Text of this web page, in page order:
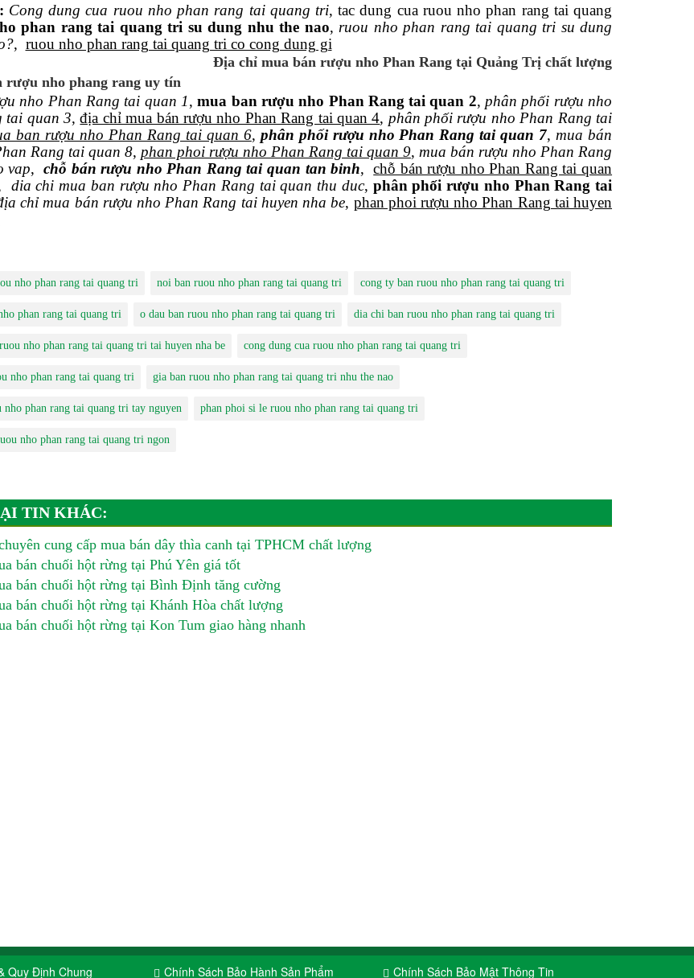
Cong dung cua ruou nho phan rang tai quang tri, tac dung cua ruou nho phan rang tai quang
phan rang tai quang tri su dung nhu the nao, ruou nho phan rang tai quang tri su dung
, ruou nho phan rang tai quang tri co cong dung gi
Địa chỉ mua bán rượu nho Phan Rang tại Quảng Trị chất lượng
rượu nho phang rang uy tín
nho Phan Rang tai quan 1,mua ban rượu nho Phan Rang tai quan 2, phân phối rượu nho
tai quan 3,địa chỉ mua bán rượu nho Phan Rang tai quan 4, phân phối rượu nho Phan Rang tai
ban rượu nho Phan Rang tai quan 6, phân phối rượu nho Phan Rang tai quan 7, mua bán
Rang tai quan 8, phan phoi rượu nho Phan Rang tai quan 9, mua bán rượu nho Phan Rang
vap,chỗ bán rượu nho Phan Rang tai quan tan binh,chỗ bán rượu nho Phan Rang tai quan
dia chi mua ban rượu nho Phan Rang tai quan thu duc, phân phối rượu nho Phan Rang tai
chỉ mua bán rượu nho Phan Rang tai huyen nha be, phan phoi rượu nho Phan Rang tai huyen
nho phan rang tai quang tri noi ban ruou nho phan rang tai quang tri cong ty ban ruou nho phan rang tai quang tri
phan rang tai quang tri o dau ban ruou nho phan rang tai quang tri dia chi ban ruou nho phan rang tai quang tri
nho phan rang tai quang tri tai huyen nha be cong dung cua ruou nho phan rang tai quang tri
nho phan rang tai quang tri gia ban ruou nho phan rang tai quang tri nhu the nao
nho phan rang tai quang tri tay nguyen phan phoi si le ruou nho phan rang tai quang tri
nho phan rang tai quang tri ngon
TIN KHÁC:
cung cấp mua bán dây thìa canh tại TPHCM chất lượng
bán chuối hột rừng tại Phú Yên giá tốt
bán chuối hột rừng tại Bình Định tăng cường
bán chuối hột rừng tại Khánh Hòa chất lượng
bán chuối hột rừng tại Kon Tum giao hàng nhanh
Quy Định Chung Chính Sách Bảo Hành Sản Phẩm Chính Sách Bảo Mật Thông Tin